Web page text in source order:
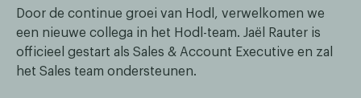
Door de continue groei van Hodl, verwelkomen we
een nieuwe collega in het Hodl-team. Jaël Rauter is
officieel gestart als Sales & Account Executive en zal
het Sales team ondersteunen.